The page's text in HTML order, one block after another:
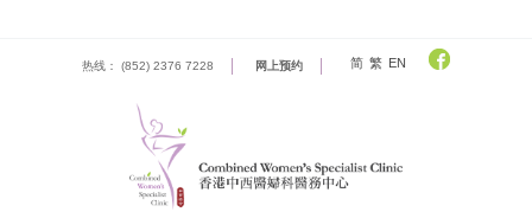
热线： (852) 2376 7228 网上预约 简 繁 EN